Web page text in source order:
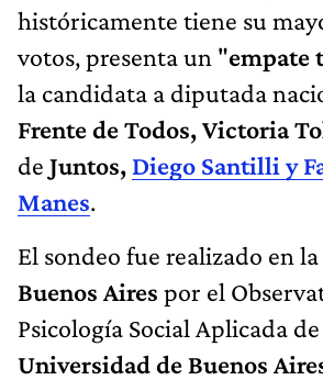
históricamente tiene su
votos, presenta un "empate
la candidata a diputada
Frente de Todos, Victoria
de Juntos, Diego Santilli y
Manes.
El sondeo fue realizado en la
Buenos Aires por el
Psicología Social Aplicada
Universidad de Buenos